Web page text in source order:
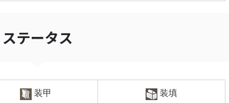
ステータス
装甲 装填